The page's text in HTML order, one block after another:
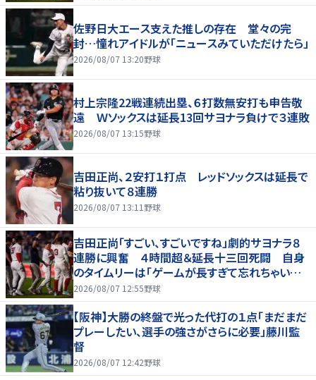
佐野日大エース支えた推しの存在 堂々の完
封…憧れアイドルが「ニュースみていただけたら」
2026/08/07 13:20野球
村上宗隆22戦連続出塁、６打数無安打も申告敬
遠 Ｗソックスは延長13回サヨナラ負けで３連敗
2026/08/07 13:15野球
吉田正尚、２安打１打点 レッドソックスは延長で
粘り抜いて８連勝
2026/08/07 13:11 野球
吉田正尚「すごい、すごいですね」劇的サヨナラ８
連勝に興奮 ４時間超＆延長十三回死闘 自身
のタイムリーは「ゲームが長すぎて忘れちゃいまし
た」
2026/08/07 12:55野球
【阪神】大勝の終盤で光った代打の１点「まだまだ
プレーしたい、選手の強さがさらに必要」藤川監
督
2026/08/07 12:42野球